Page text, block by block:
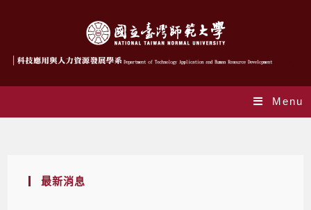
Menu
最新消息